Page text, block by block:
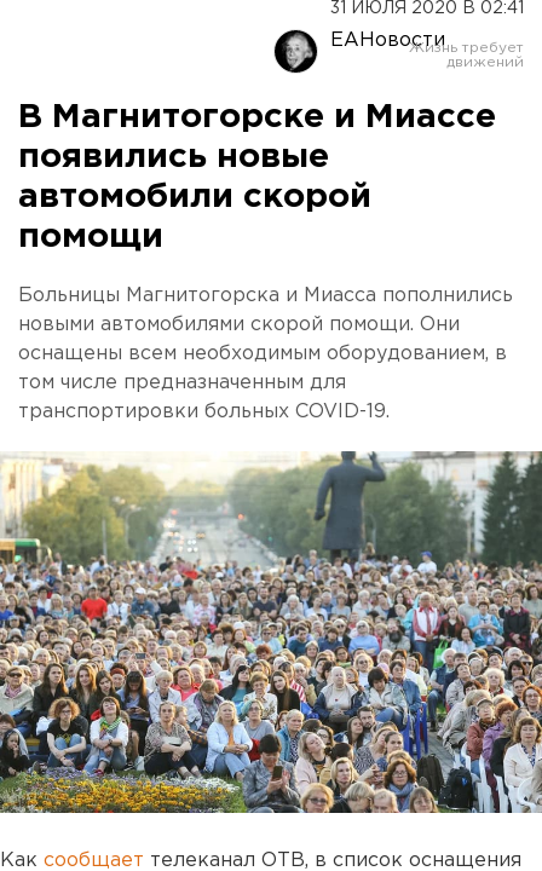
31 ИЮЛЯ 2020 В 02:41
ЕАНовости
В Магнитогорске и Миассе
появились новые
автомобили скорой
помощи
Больницы Магнитогорска и Миасса пополнились
новыми автомобилями скорой помощи. Они
оснащены всем необходимым оборудованием, в
том числе предназначенным для
транспортировки больных COVID-19.
Как сообщает телеканал ОТВ, в список оснащения